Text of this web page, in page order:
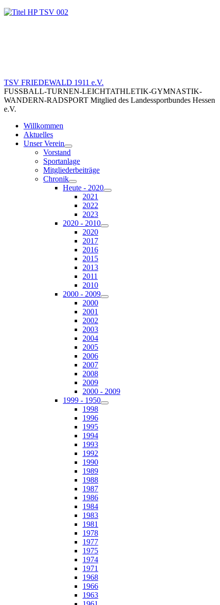
TSV FRIEDEWALD 1911 e.V.
FUSSBALL-TURNEN-LEICHTATHLETIK-GYMNASTIK-
WANDERN-RADSPORT Mitglied des Landessportbundes Hessen
e.V.
Willkommen
Aktuelles
Unser Verein
Vorstand
Sportanlage
Mitgliederbeiträge
Chronik
Heute - 2020
2021
2022
2023
2020 - 2010
2020
2017
2016
2015
2013
2011
2010
2000 - 2009
2000
2001
2002
2003
2004
2005
2006
2007
2008
2009
2000 - 2009
1999 - 1950
1998
1996
1995
1994
1993
1992
1990
1989
1988
1987
1986
1984
1983
1981
1978
1977
1975
1974
1971
1968
1966
1963